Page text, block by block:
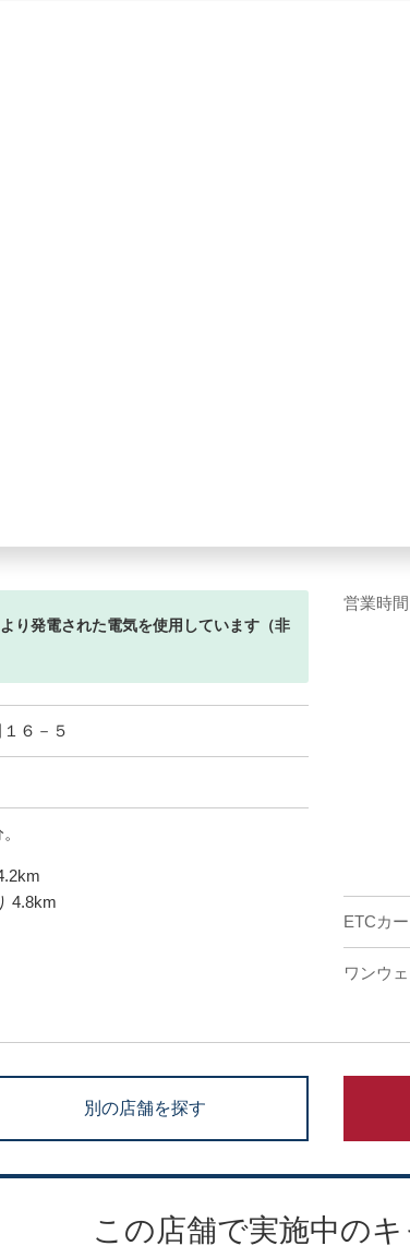
り発電された電気を使用しています（非
６－５
4.8km
営業時間
ETCカ
ワンウ
別の店舗を探す
この店舗で実施中の